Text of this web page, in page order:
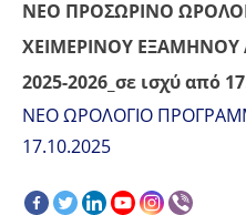
NEO ΠΡΟΣΩΡΙΝΟ
ΧΕΙΜΕΡΙΝΟΥ
2025-2026_σε ισχύ από
ΝΕΟ ΩΡΟΛΟΓΙΟ
17.10.2025